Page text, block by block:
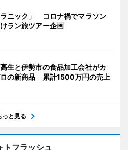
ニック」 コロナ禍でマラソン
ラン旅ツアー企画
生と伊勢市の食品加工会社がカ
ロの新商品 累計1500万円の売上
っと見る
トフラッシュ